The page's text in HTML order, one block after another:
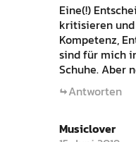
Eine(!)
kritisieren
Kompetenz,
sind für mich
Schuhe. Aber
Antworten
Musiclover